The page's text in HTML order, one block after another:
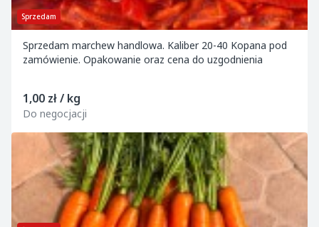
Sprzedam
Sprzedam marchew handlowa. Kaliber 20-40 Kopana pod
zamówienie. Opakowanie oraz cena do uzgodnienia
1,00 zł / kg
Do negocjacji